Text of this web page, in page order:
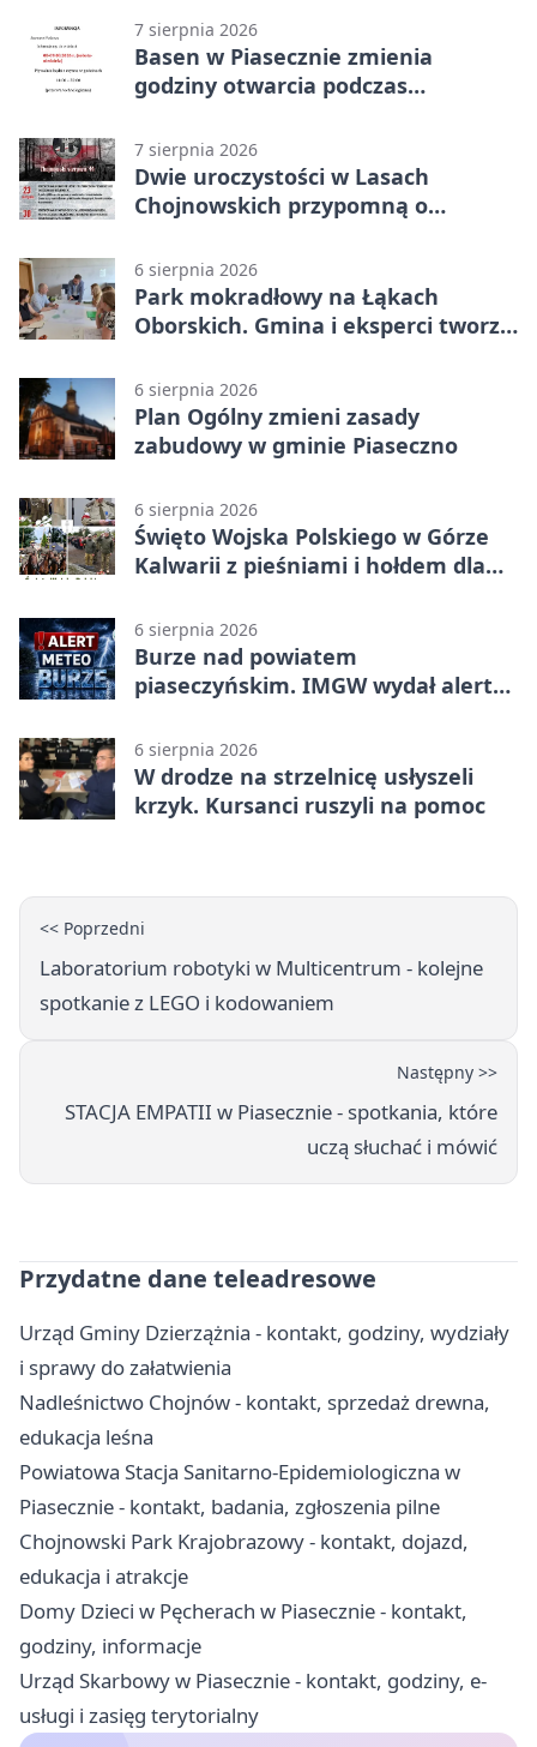
7 sierpnia 2026
Basen w Piasecznie zmienia
godziny otwarcia podczas
7 sierpnia 2026
Dwie uroczystości w Lasach
Chojnowskich przypomną o
6 sierpnia 2026
Park mokradłowy na Łąkach
Oborskich. Gmina i eksperci tworzą
6 sierpnia 2026
Plan Ogólny zmieni zasady
zabudowy w gminie Piaseczno
6 sierpnia 2026
Święto Wojska Polskiego w Górze
Kalwarii z pieśniami i hołdem dla
6 sierpnia 2026
Burze nad powiatem
piaseczyńskim. IMGW wydał alert
6 sierpnia 2026
W drodze na strzelnicę usłyszeli
krzyk. Kursanci ruszyli na pomoc
<< Poprzedni
Laboratorium robotyki w Multicentrum - kolejne
spotkanie z LEGO i kodowaniem
Następny >>
STACJA EMPATII w Piasecznie - spotkania, które
uczą słuchać i mówić
Przydatne dane teleadresowe
Urząd Gminy Dzierzążnia - kontakt, godziny, wydziały
i sprawy do załatwienia
Nadleśnictwo Chojnów - kontakt, sprzedaż drewna,
edukacja leśna
Powiatowa Stacja Sanitarno-Epidemiologiczna w
Piasecznie - kontakt, badania, zgłoszenia pilne
Chojnowski Park Krajobrazowy - kontakt, dojazd,
edukacja i atrakcje
Domy Dzieci w Pęcherach w Piasecznie - kontakt,
godziny, informacje
Urząd Skarbowy w Piasecznie - kontakt, godziny, e-
usługi i zasięg terytorialny